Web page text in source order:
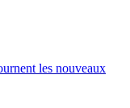
les nouveaux